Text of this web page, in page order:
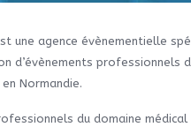
une agence évènementielle
d’évènements professionnels
Normandie.
du domaine